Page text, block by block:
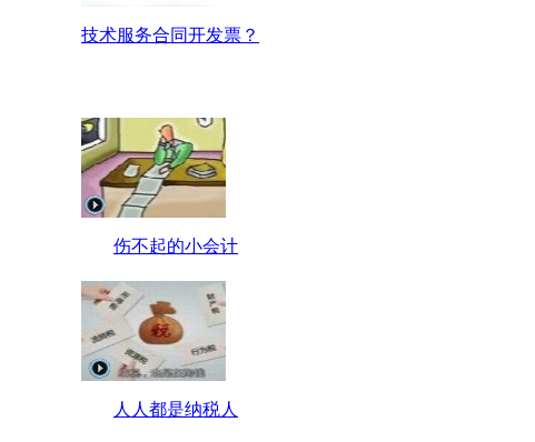
技术服务合同开发票？
伤不起的小会计
人人都是纳税人